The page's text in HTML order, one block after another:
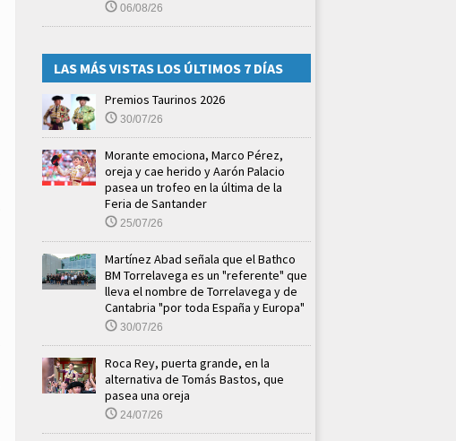
06/08/26
LAS MÁS VISTAS LOS ÚLTIMOS 7 DÍAS
Premios Taurinos 2026
30/07/26
Morante emociona, Marco Pérez,
oreja y cae herido y Aarón Palacio
pasea un trofeo en la última de la
Feria de Santander
25/07/26
Martínez Abad señala que el Bathco
BM Torrelavega es un "referente" que
lleva el nombre de Torrelavega y de
Cantabria "por toda España y Europa"
30/07/26
Roca Rey, puerta grande, en la
alternativa de Tomás Bastos, que
pasea una oreja
24/07/26